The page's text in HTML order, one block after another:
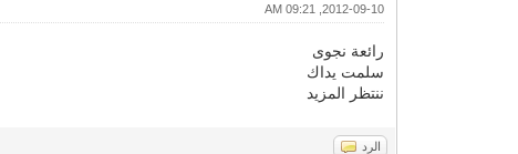
2012-09-10, 09:21 AM
رائعة نجوى
سلمت يداك
ننتظر المزيد
الرد